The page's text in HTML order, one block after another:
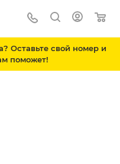
Оставьте свой номер и
поможет!